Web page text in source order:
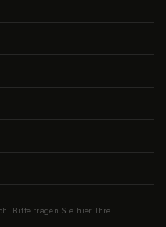
Bitte tragen Sie hier Ihre